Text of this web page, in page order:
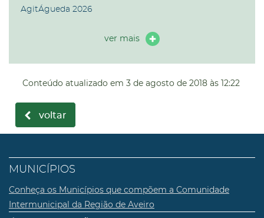
AgitÁgueda 2026
ver mais
Conteúdo atualizado em 3 de agosto de 2018 às 12:22
voltar
MUNICÍPIOS
Conheça os Municípios que compõem a Comunidade
Intermunicipal da Região de Aveiro